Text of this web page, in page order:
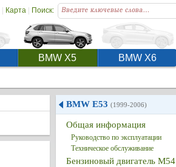
| Карта| Поиск:
BMW X5 BMW X6
BMW E53 (1999-2006)
Общая информация
Руководство по эксплуатации
Техническое обслуживание
Бензиновый двигатель M54